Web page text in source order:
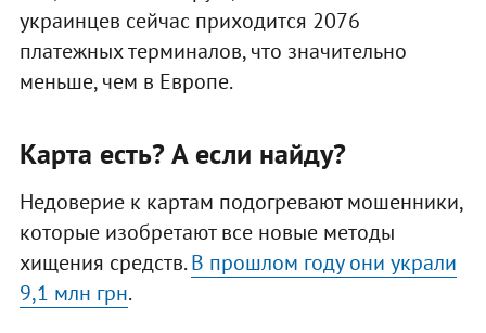
украинцев сейчас приходится 2076
платежных терминалов, что значительно
меньше, чем в Европе.
Карта есть? А если найду?
Недоверие к картам подогревают мошенники,
которые изобретают все новые методы
хищения средств.В прошлом году они украли
9,1 млн грн.